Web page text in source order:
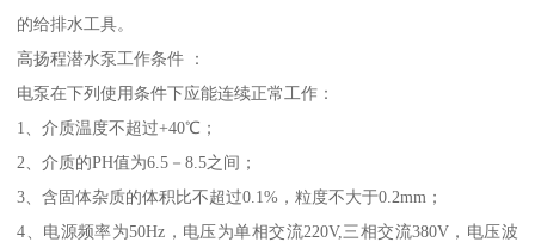
的给排水工具。
高扬程潜水泵工作条件 ：
电泵在下列使用条件下应能连续正常工作：
1、介质温度不超过+40℃；
2、介质的PH值为6.5－8.5之间；
3、含固体杂质的体积比不超过0.1%，粒度不大于0.2mm；
4、电源频率为50Hz，电压为单相交流220V,三相交流380V，电压波